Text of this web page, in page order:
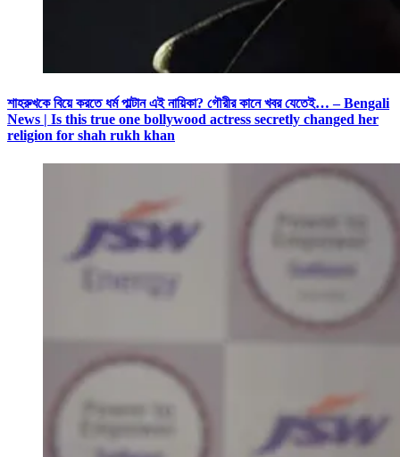
শাহরুখকে বিয়ে করতে ধর্ম পাল্টান এই নায়িকা? গৌরীর কানে খবর যেতেই… – Bengali
News | Is this true one bollywood actress secretly changed her
religion for shah rukh khan